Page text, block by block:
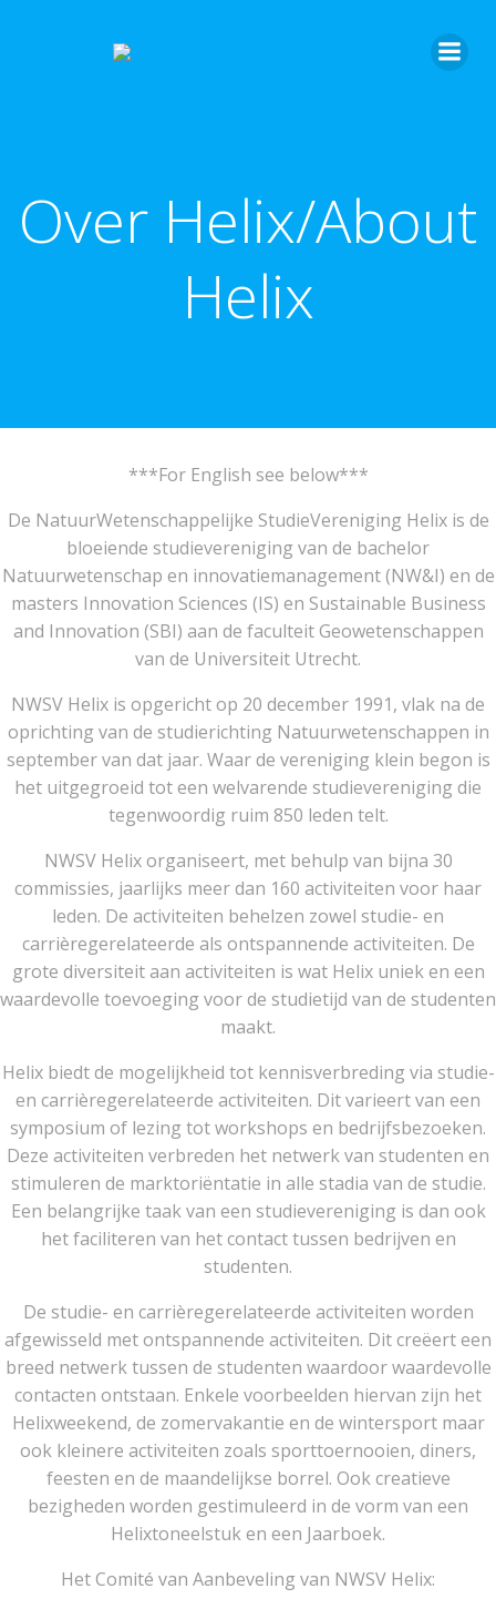
Over Helix/About
Helix
***For English see below***
De NatuurWetenschappelijke StudieVereniging Helix is de
bloeiende studievereniging van de bachelor
Natuurwetenschap en innovatiemanagement (NW&I) en de
masters Innovation Sciences (IS) en Sustainable Business
and Innovation (SBI) aan de faculteit Geowetenschappen
van de Universiteit Utrecht.
NWSV Helix is opgericht op 20 december 1991, vlak na de
oprichting van de studierichting Natuurwetenschappen in
september van dat jaar. Waar de vereniging klein begon is
het uitgegroeid tot een welvarende studievereniging die
tegenwoordig ruim 850 leden telt.
NWSV Helix organiseert, met behulp van bijna 30
commissies, jaarlijks meer dan 160 activiteiten voor haar
leden. De activiteiten behelzen zowel studie- en
carrièregerelateerde als ontspannende activiteiten. De
grote diversiteit aan activiteiten is wat Helix uniek en een
waardevolle toevoeging voor de studietijd van de studenten
maakt.
Helix biedt de mogelijkheid tot kennisverbreding via studie-
en carrièregerelateerde activiteiten. Dit varieert van een
symposium of lezing tot workshops en bedrijfsbezoeken.
Deze activiteiten verbreden het netwerk van studenten en
stimuleren de marktoriëntatie in alle stadia van de studie.
Een belangrijke taak van een studievereniging is dan ook
het faciliteren van het contact tussen bedrijven en
studenten.
De studie- en carrièregerelateerde activiteiten worden
afgewisseld met ontspannende activiteiten. Dit creëert een
breed netwerk tussen de studenten waardoor waardevolle
contacten ontstaan. Enkele voorbeelden hiervan zijn het
Helixweekend, de zomervakantie en de wintersport maar
ook kleinere activiteiten zoals sporttoernooien, diners,
feesten en de maandelijkse borrel. Ook creatieve
bezigheden worden gestimuleerd in de vorm van een
Helixtoneelstuk en een Jaarboek.
Het Comité van Aanbeveling van NWSV Helix: